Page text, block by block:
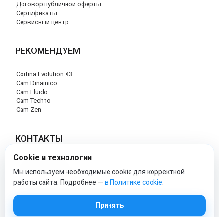
Договор публичной оферты
Сертификаты
Сервисный центр
РЕКОМЕНДУЕМ
Cortina Evolution X3
Cam Dinamico
Cam Fluido
Cam Techno
Cam Zen
КОНТАКТЫ
+7 (495) 120-29-85
info@cam-official-store.ru
Cookie и технологии
Мы используем необходимые cookie для корректной
работы сайта. Подробнее — в Политике cookie
Принять